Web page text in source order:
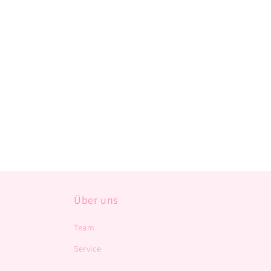
Über uns
Team
Service